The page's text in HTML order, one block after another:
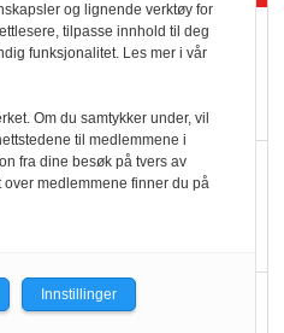
norske
Trues av
Kolby vant
å velge
og lignende verktøy for
tilpasse innhold til deg
funksjonalitet. Les mer i vår
Om du samtykker under, vil
til medlemmene i
fra dine besøk på tvers av
medlemmene finner du på
Innstillinger